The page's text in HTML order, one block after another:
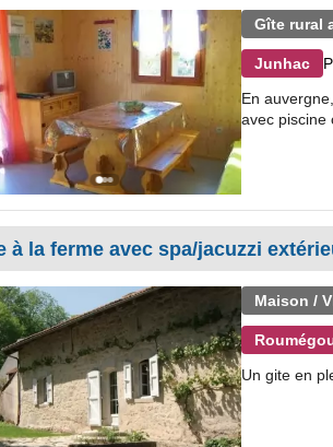
Gîte rural
Junhac
En
avec piscine
à la ferme avec spa/jacuzzi
Maison /
Un gite en